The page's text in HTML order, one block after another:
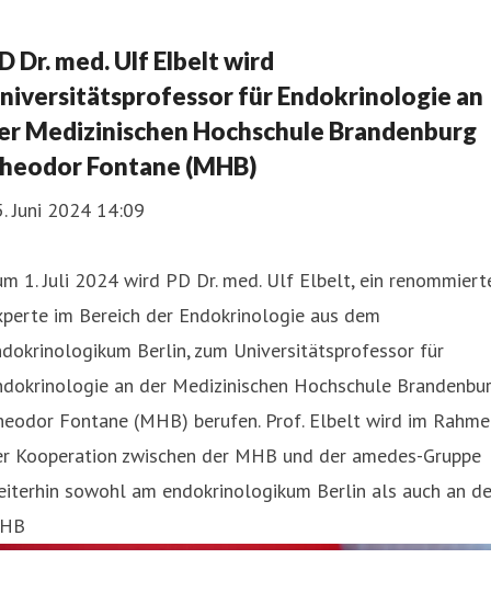
Dr. med. Ulf Elbelt wird
für Endokrinologie an
Medizinischen Hochschule Brandenburg
Fontane (MHB)
Juni 2024 14:09
1. Juli 2024 wird PD Dr. med. Ulf Elbelt, ein
im Bereich der Endokrinologie aus dem
Berlin, zum Universitätsprofessor für
an der Medizinischen Hochschule
Fontane (MHB) berufen. Prof. Elbelt wird im
Kooperation zwischen der MHB und der amedes-Gruppe
sowohl am endokrinologikum Berlin als auch an